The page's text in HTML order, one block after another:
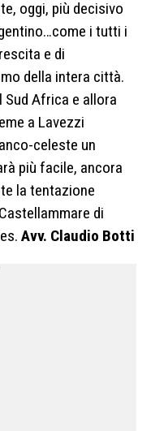
oggi, più decisivo
i tutti i
e di
della intera città.
Sud Africa e allora
a Lavezzi
celeste un
più facile, ancora
la tentazione
di
Avv. Claudio Botti